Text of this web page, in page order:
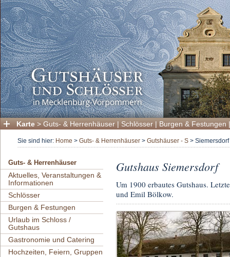
Karte > Guts- & Herrenhäuser | Schlösser | Burgen & Festungen
Sie sind hier: Home > Guts- & Herrenhäuser > Gutshäuser - S > Siemersdorf
Guts- & Herrenhäuser
Aktuelles, Veranstaltungen &
Informationen
Schlösser
Burgen & Festungen
Urlaub im Schloss /
Gutshaus
Gastronomie und Catering
Hochzeiten, Feiern, Gruppen
Gutshaus Siemersdorf
Um 1900 erbautes Gutshaus.
und Emil Bölkow.